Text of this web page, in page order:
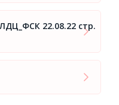
22.08.22 стр.